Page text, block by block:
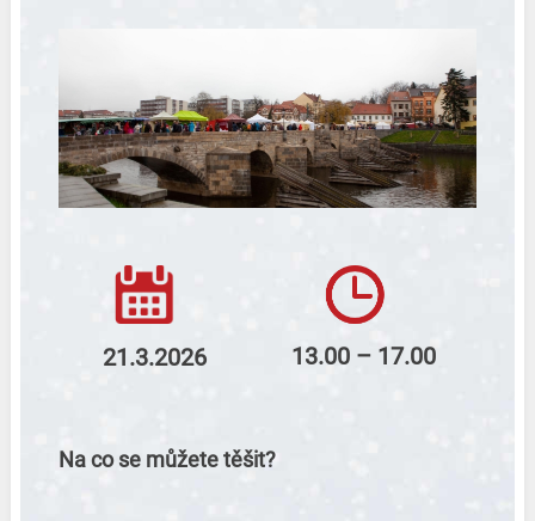
21.3.2026 13.00 – 17.00
Na co se můžete těšit?